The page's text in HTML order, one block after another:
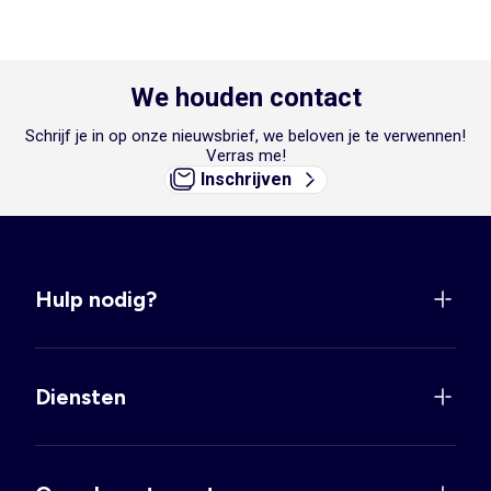
We houden contact
Schrijf je in op onze nieuwsbrief, we beloven je te verwennen!
Verras me!
Inschrijven
Hulp nodig?
Diensten